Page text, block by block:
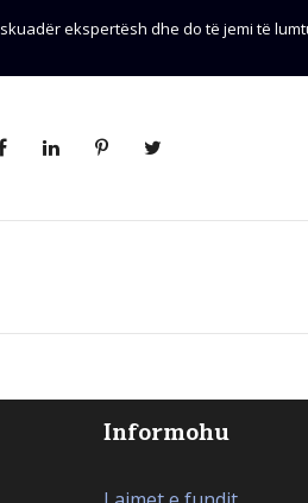
ekspertësh dhe do të jemi të
Informohu